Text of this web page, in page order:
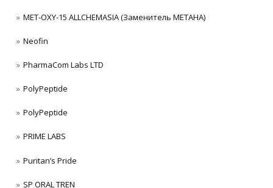
MET-OXY-15 ALLCHEMASIA (Заменитель МЕТАНА)
Neofin
PharmaCom Labs LTD
PolyPeptide
PolyPeptide
PRIME LABS
Puritan’s Pride
SP ORAL TREN